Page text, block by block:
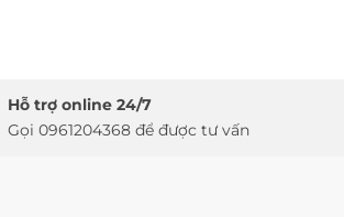
Hỗ trợ online 24/7
Gọi 0961204368 để được tư vấn